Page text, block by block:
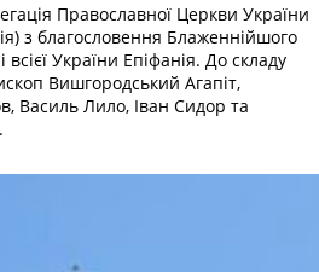
Православної Церкви України
з благословення Блаженнійшого
України Епіфанія. До складу
Вишгородський Агапіт,
Василь Лило, Іван Сидор та